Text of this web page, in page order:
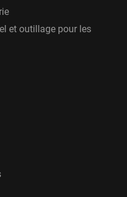
et outillage pour les